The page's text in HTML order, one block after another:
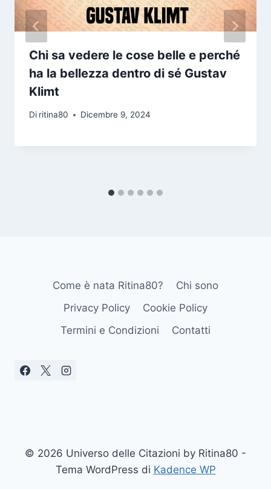
Chi sa vedere le cose belle e perché
ha la bellezza dentro di sé Gustav
Klimt
Di ritina80 Dicembre 9, 2024
Come è nata Ritina80?
Chi sono
Privacy Policy
Cookie Policy
Termini e Condizioni
Contatti
© 2026 Universo delle Citazioni by Ritina80 -
Tema WordPress di Kadence WP